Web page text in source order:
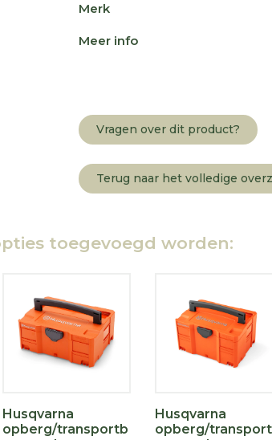
Merk
Meer info
Vragen over dit product?
Terug naar het volledige
toegevoegd worden:
Husqvarna
opberg/transportb
Husqvarna
opberg/